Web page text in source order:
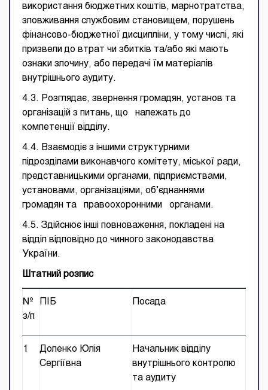
використання бюджетних коштів, марнотратства,
зловживання службовим становищем, порушень
фінансово-бюджетної дисципліни, у тому числі, які
призвели до втрат чи збитків та/або які мають
ознаки злочину, або передачі їм матеріалів
внутрішнього аудиту.
4.3. Розглядає, звернення громадян, установ та
організацій з питань, що належать до
компетенції відділу.
4.4. Взаємодіє з іншими структурними
підрозділами виконавчого комітету, міської ради,
представницькими органами, підприємствами,
установами, організаціями, об’єднаннями
громадян та правоохоронними органами.
4.5. Здійснює інші повноваження, покладені на
відділ відповідно до чинного законодавства
України.
Штатний розпис
№
з/п
ПІБ Посада
1
Доленко Юлія
Сергіївна
Начальник відділу
внутрішнього контролю
та аудиту